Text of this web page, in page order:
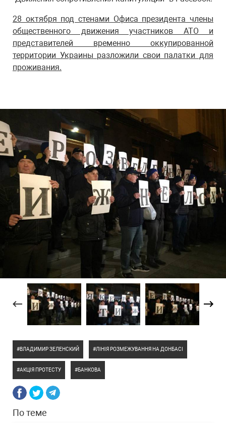
28 октября под стенами Офиса президента члены
общественного движения участников АТО и
представителей временно оккупированной
территории Украины разложили свои палатки для
проживания.
ВЛАДИМИР ЗЕЛЕНСКИЙ ЛІНІЯ РОЗМЕЖУВАННЯ НА ДОНБАСІ
АКЦІЯ ПРОТЕСТУ БАНКОВА
По теме